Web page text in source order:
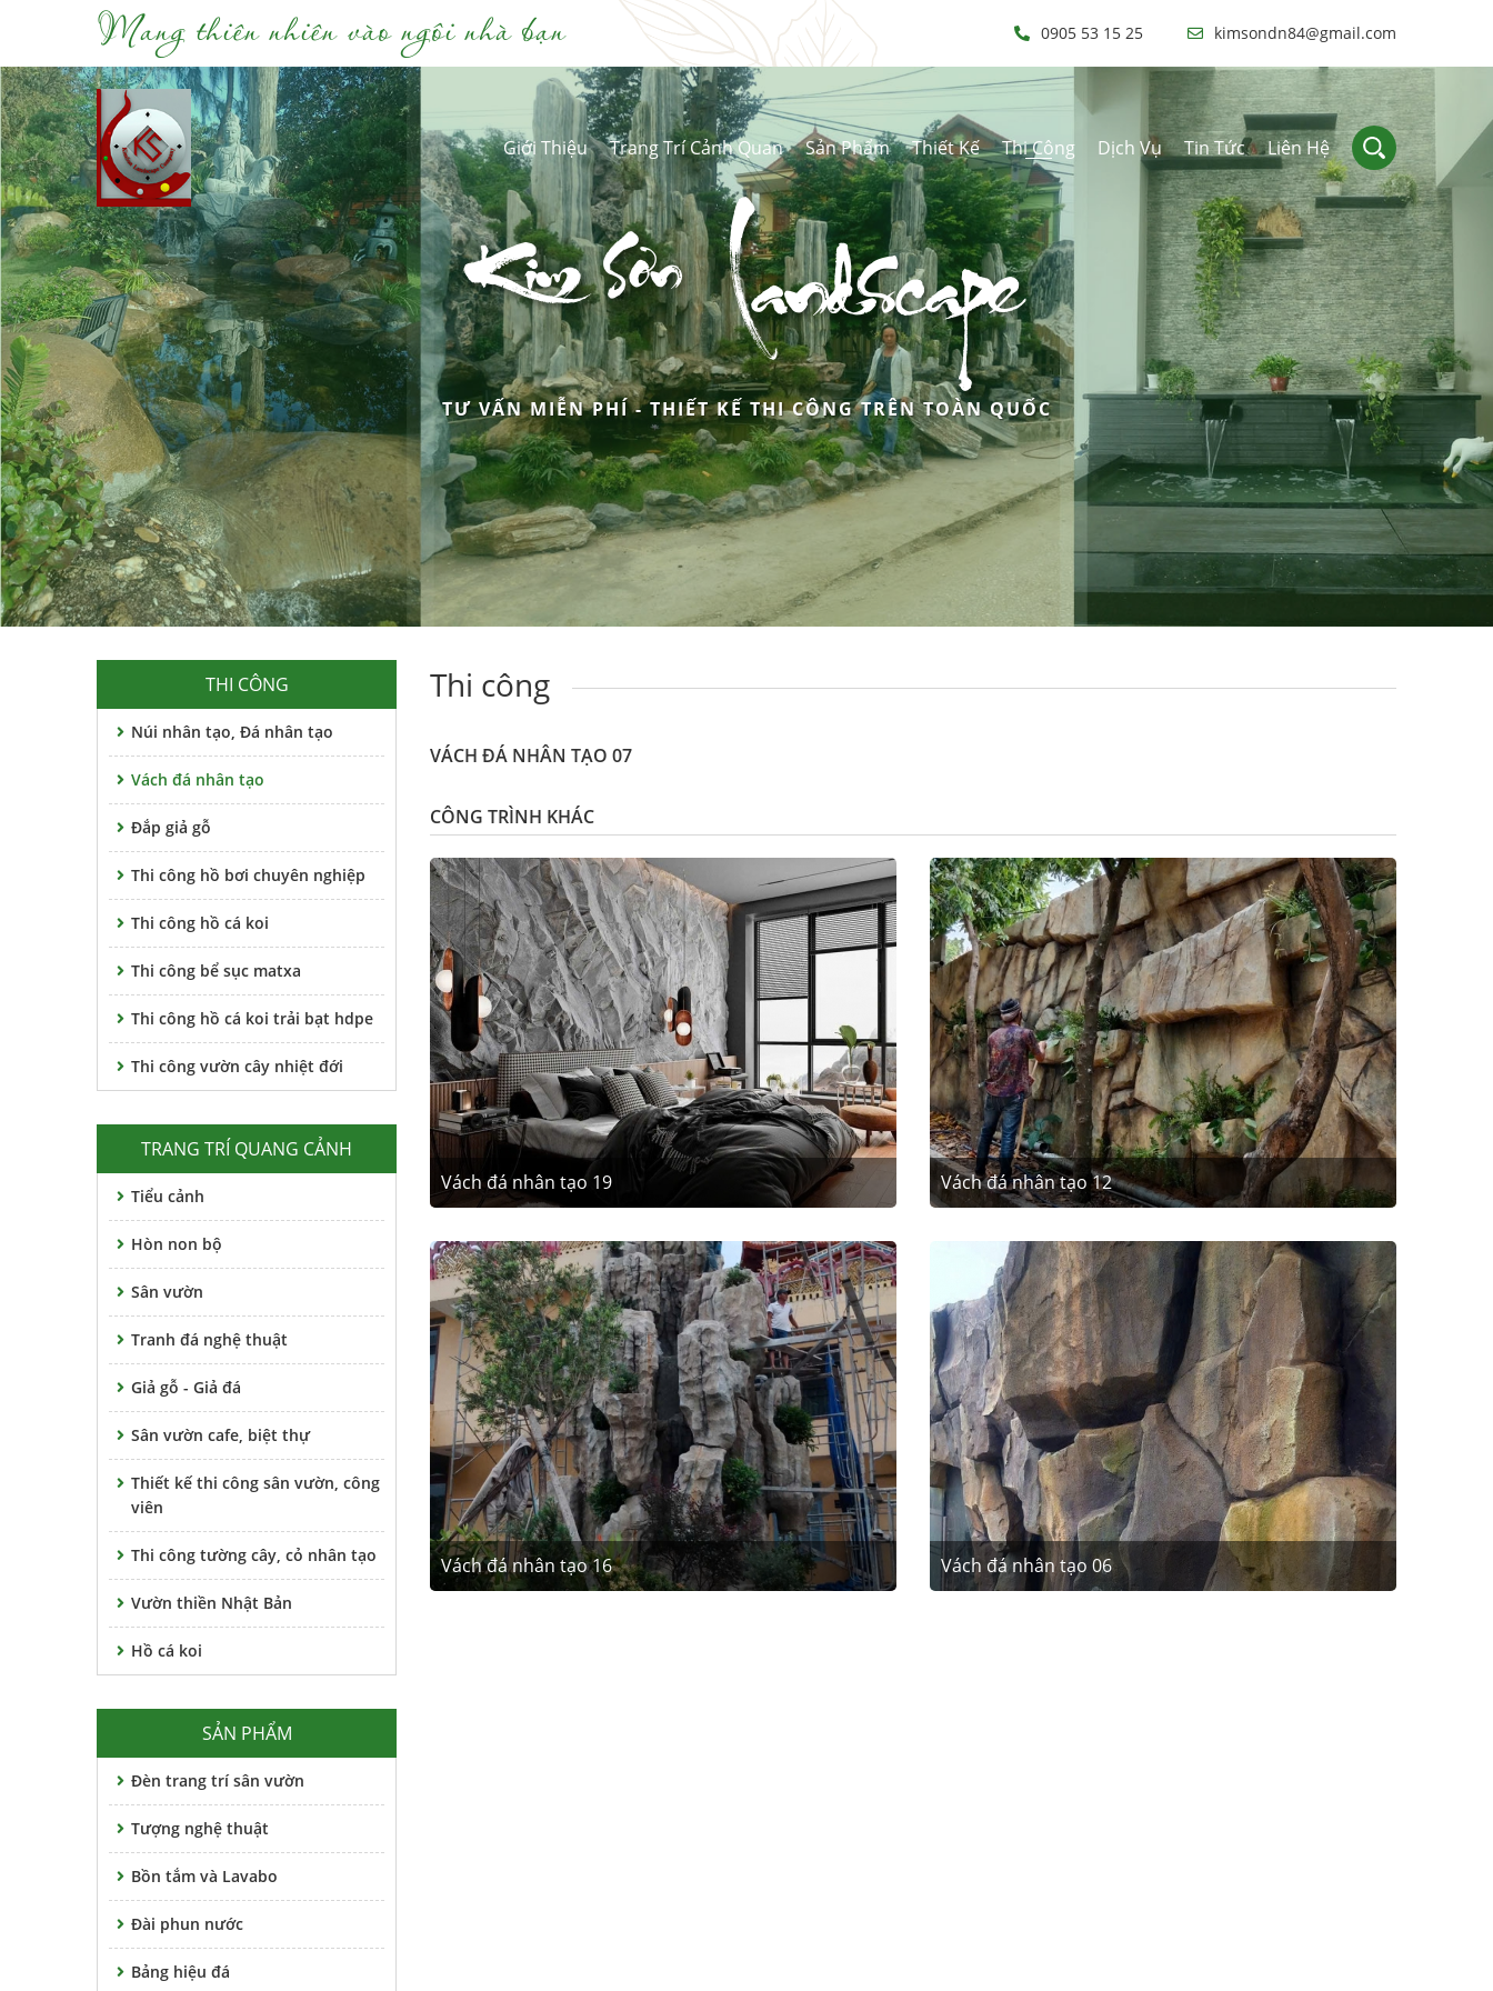
Mang thiên nhiên vào ngôi nhà bạn kimsondn84@gmail.com
0905 53 15 25
Giới Thiệu Trang Trí Cảnh Quan Sản Phẩm Thiết Kế Thi Công Dịch Vụ Tin Tức Liên Hệ
Kim SơnLandscape
TƯ VẤN MIỄN PHÍ - THIẾT KẾ THI CÔNG TRÊN TOÀN QUỐC
THI CÔNG
Núi nhân tạo, Đá nhân tạo
Vách đá nhân tạo
Đắp giả gỗ
Thi công hồ bơi chuyên nghiệp
Thi công hồ cá koi
Thi công bể sục matxa
Thi công hồ cá koi trải bạt hdpe
Thi công vườn cây nhiệt đới
TRANG TRÍ QUANG CẢNH
Tiểu cảnh
Hòn non bộ
Sân vườn
Tranh đá nghệ thuật
Giả gỗ - Giả đá
Sân vườn cafe, biệt thự
Thiết kế thi công sân vườn, công
viên
Thi công tường cây, cỏ nhân tạo
Vườn thiền Nhật Bản
Hồ cá koi
SẢN PHẨM
Đèn trang trí sân vườn
Tượng nghệ thuật
Bồn tắm và Lavabo
Đài phun nước
Bảng hiệu đá
Thi công
VÁCH ĐÁ NHÂN TẠO 07
CÔNG TRÌNH KHÁC
Vách đá nhân tạo 19 Vách đá nhân tạo 12
Vách đá nhân tạo 16 Vách đá nhân tạo 06